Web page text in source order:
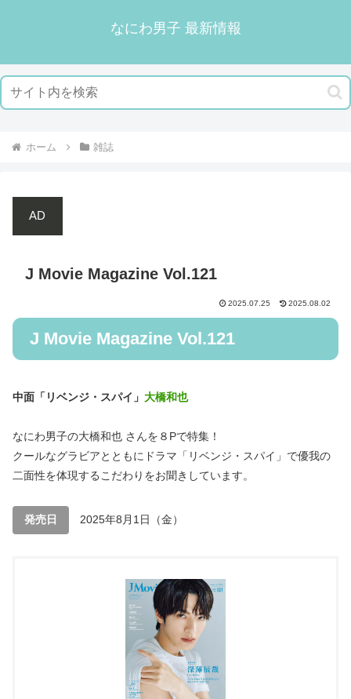
なにわ男子 最新情報
ホーム 雑誌
AD
J Movie Magazine Vol.121
2025.07.25 2025.08.02
J Movie Magazine Vol.121
中面「リベンジ・スパイ」 大橋和也
なにわ男子の大橋和也 さんを８Pで特集！
クールなグラビアとともにドラマ「リベンジ・スパイ」で優我の
二面性を体現するこだわりをお聞きしています。
発売日 2025年8月1日（金）